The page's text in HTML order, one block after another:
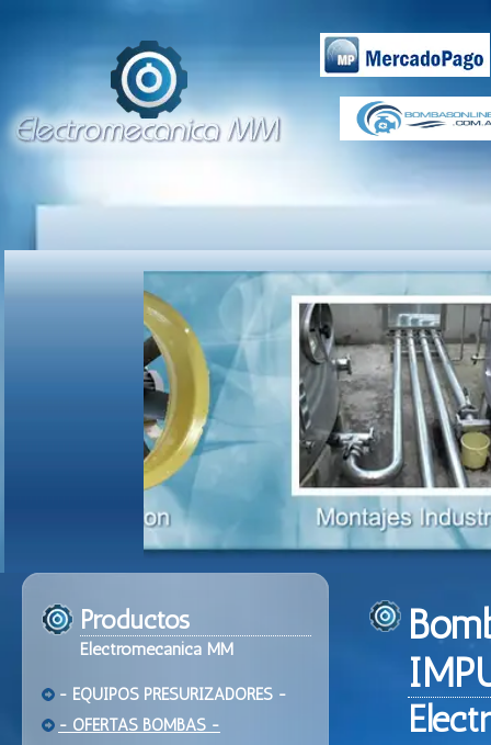
Productos
Electromecanica MM
- EQUIPOS PRESURIZADORES -
- OFERTAS BOMBAS -
Ele